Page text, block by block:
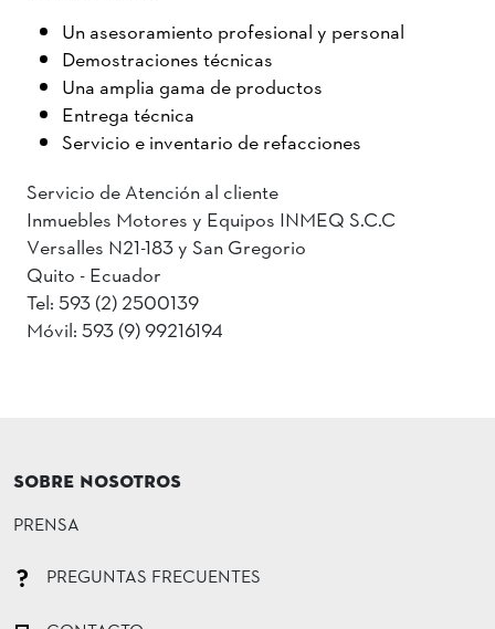
Un asesoramiento profesional y personal
Demostraciones técnicas
Una amplia gama de productos
Entrega técnica
Servicio e inventario de refacciones
Servicio de Atención al cliente
Inmuebles Motores y Equipos INMEQ S.C.C
Versalles N21-183 y San Gregorio
Quito - Ecuador
Tel: 593 (2) 2500139
Móvil: 593 (9) 99216194
SOBRE NOSOTROS
PRENSA
PREGUNTAS FRECUENTES